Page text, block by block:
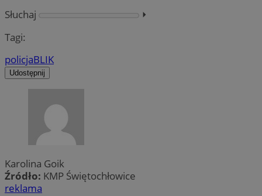
Słuchaj
⏵︎
Tagi:
policjaBLIK
Udostępnij
Karolina Goik
Źródło: KMP Świętochłowice
reklama